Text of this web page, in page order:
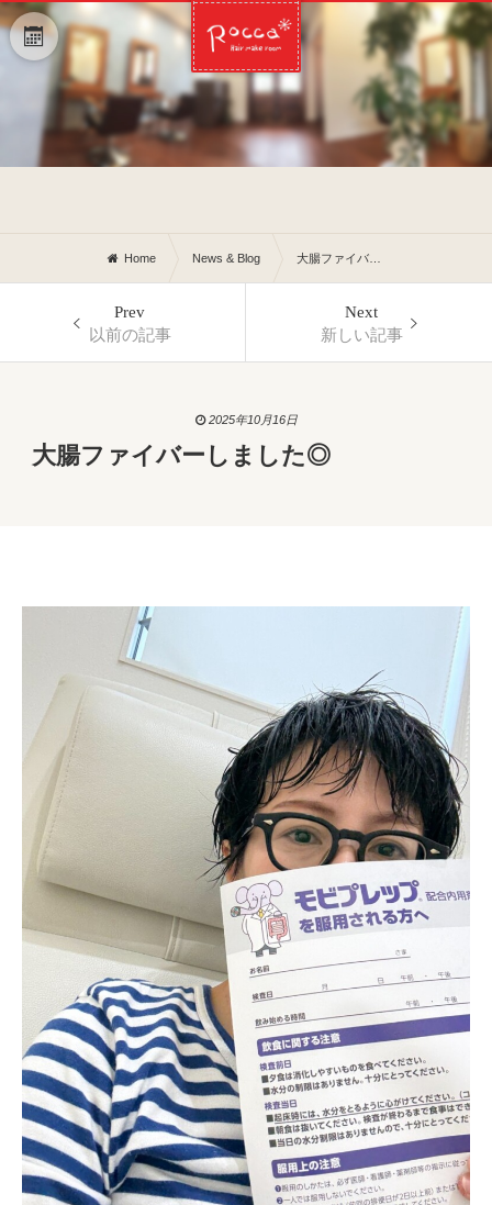
Home News & Blog 大腸ファイバーしました◎
Prev
以前の記事
Next
新しい記事
2025年10月16日
大腸ファイバーしました◎